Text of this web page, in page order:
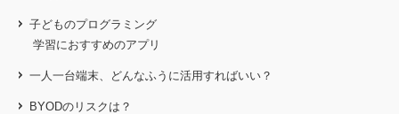
子どものプログラミング
学習におすすめのアプリ
一人一台端末、どんなふうに活用すればいい？
BYODのリスクは？